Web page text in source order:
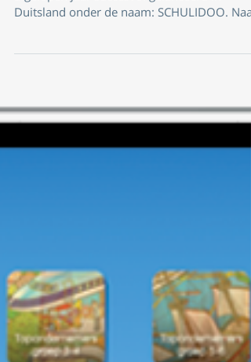
Ons eigen Onlineklas platform is het
Duitsland onder de naam: SCHULIDOO.